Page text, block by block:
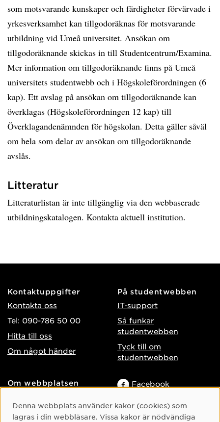
som motsvarande kunskaper och färdigheter förvärvade i
yrkesverksamhet kan tillgodoräknas för motsvarande
utbildning vid Umeå universitet. Ansökan om
tillgodoräknande skickas in till Studentcentrum/Examina.
Mer information om tillgodoräknande finns på Umeå
universitets studentwebb och i Högskoleförordningen (6
kap). Ett avslag på ansökan om tillgodoräknande kan
överklagas (Högskoleförordningen 12 kap) till
Överklagandenämnden för högskolan. Detta gäller såväl
om hela som delar av ansökan om tillgodoräknande
avslås.
Litteratur
Litteraturlistan är inte tillgänglig via den webbaserade
utbildningskatalogen. Kontakta aktuell institution.
Kontaktuppgifter
Kontakta oss
Tel: 090-786 50 00
Hitta till oss
Om något händer
På studentwebben
IT-support
Så funkar
studentwebben
Tyck till om
studentwebben
Om webbplatsen
Behandling av
Facebook
TikTok
Cookie-samtycke
Denna webbplats använder kakor (cookies) som
lagras i din webbläsare. Vissa kakor är nödvändiga